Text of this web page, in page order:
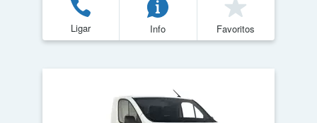
Ligar Info Favoritos